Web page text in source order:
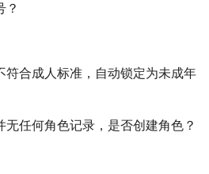
？
符合成人标准，自动锁定为未成年
任何角色记录，是否创建角色？